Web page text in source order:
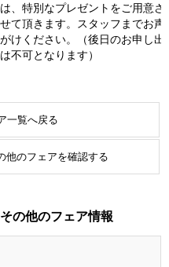
は、特別なプレゼントをご用意さ
せて頂きます。スタッフまでお声
がけください。（後日のお申し出
は不可となります）
一覧へ戻る
他のフェアを確認する
の他のフェア情報